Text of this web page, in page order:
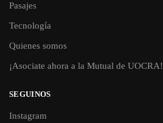
Pasajes
Tecnología
Quienes somos
¡Asociate ahora a la Mutual de UOCRA!
SEGUINOS
Instagram